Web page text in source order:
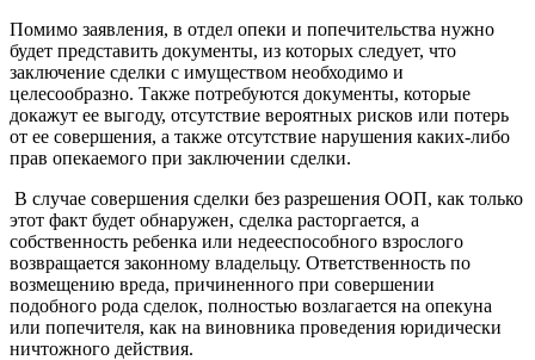
Помимо заявления, в отдел опеки и попечительства нужно
будет представить документы, из которых следует, что
заключение сделки с имуществом необходимо и
целесообразно. Также потребуются документы, которые
докажут ее выгоду, отсутствие вероятных рисков или потерь
от ее совершения, а также отсутствие нарушения каких-либо
прав опекаемого при заключении сделки.
В случае совершения сделки без разрешения ООП, как только
этот факт будет обнаружен, сделка расторгается, а
собственность ребенка или недееспособного взрослого
возвращается законному владельцу. Ответственность по
возмещению вреда, причиненного при совершении
подобного рода сделок, полностью возлагается на опекуна
или попечителя, как на виновника проведения юридически
ничтожного действия.